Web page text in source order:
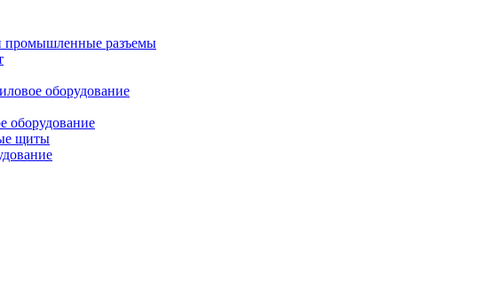
промышленные разъемы
оборудование
оборудование
щиты